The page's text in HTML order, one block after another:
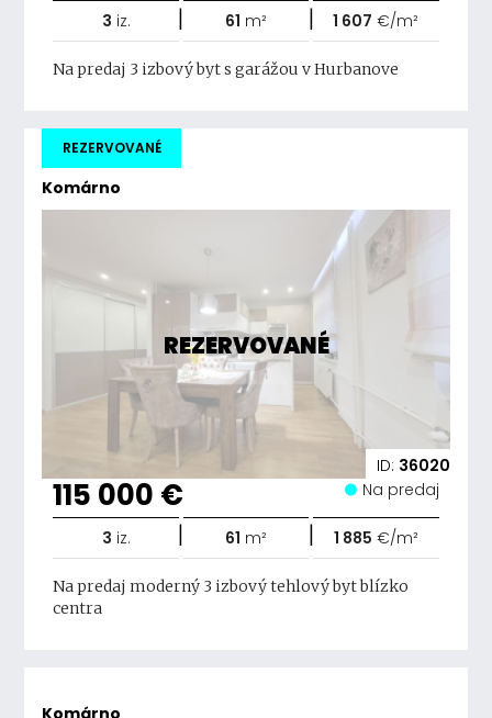
3 iz. | 61 m² | 1 607 €/m²
Na predaj 3 izbový byt s garážou v Hurbanove
Komárno
REZERVOVANÉ
REZERVOVANÉ
ID: 36020
115 000 € Na predaj
3 iz. | 61 m² | 1 885 €/m²
Na predaj moderný 3 izbový tehlový byt blízko
centra
Komárno